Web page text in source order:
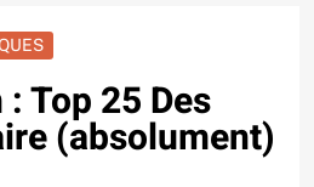
Top 25 Des
(absolument)